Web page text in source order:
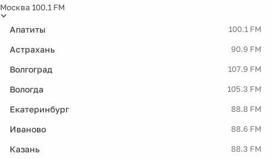
Москва 100.1 FM
Апатиты 100.1 FM
Астрахань 90.9 FM
Волгоград 107.9 FM
Вологда 105.3 FM
Екатеринбург 88.8 FM
Иваново 88.6 FM
Казань 88.3 FM